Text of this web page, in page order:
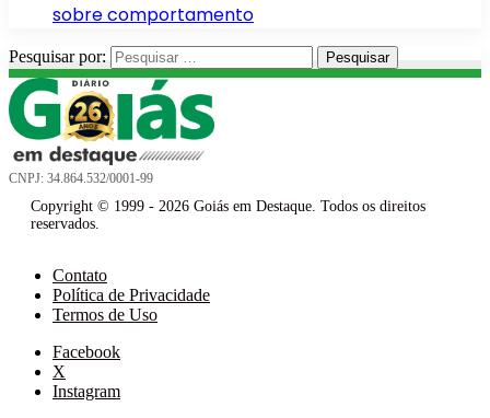
sobre comportamento
Pesquisar por:
CNPJ: 34.864.532/0001-99
Copyright © 1999 - 2026 Goiás em Destaque. Todos os direitos
reservados.
Contato
Política de Privacidade
Termos de Uso
Facebook
X
Instagram